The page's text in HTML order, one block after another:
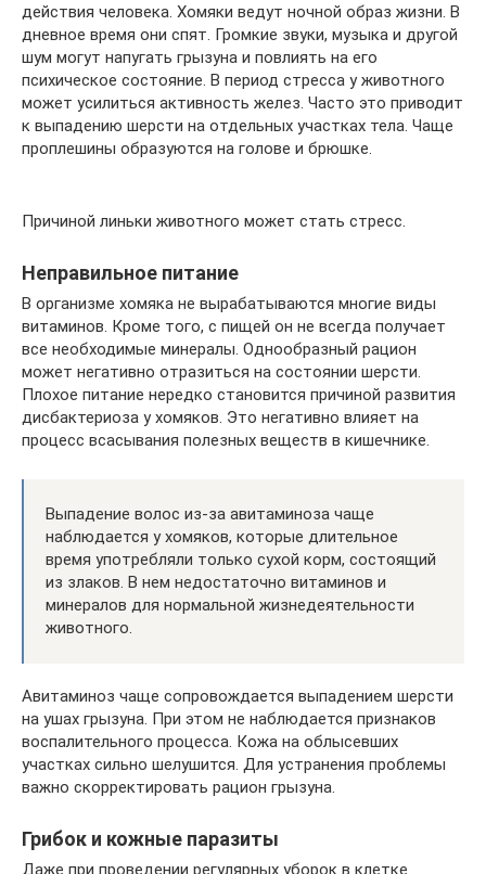
действия человека. Хомяки ведут ночной образ жизни. В
дневное время они спят. Громкие звуки, музыка и другой
шум могут напугать грызуна и повлиять на его
психическое состояние. В период стресса у животного
может усилиться активность желез. Часто это приводит
к выпадению шерсти на отдельных участках тела. Чаще
проплешины образуются на голове и брюшке.
Причиной линьки животного может стать стресс.
Неправильное питание
В организме хомяка не вырабатываются многие виды
витаминов. Кроме того, с пищей он не всегда получает
все необходимые минералы. Однообразный рацион
может негативно отразиться на состоянии шерсти.
Плохое питание нередко становится причиной развития
дисбактериоза у хомяков. Это негативно влияет на
процесс всасывания полезных веществ в кишечнике.
Выпадение волос из-за авитаминоза чаще
наблюдается у хомяков, которые длительное
время употребляли только сухой корм, состоящий
из злаков. В нем недостаточно витаминов и
минералов для нормальной жизнедеятельности
животного.
Авитаминоз чаще сопровождается выпадением шерсти
на ушах грызуна. При этом не наблюдается признаков
воспалительного процесса. Кожа на облысевших
участках сильно шелушится. Для устранения проблемы
важно скорректировать рацион грызуна.
Грибок и кожные паразиты
Даже при проведении регулярных уборок в клетке